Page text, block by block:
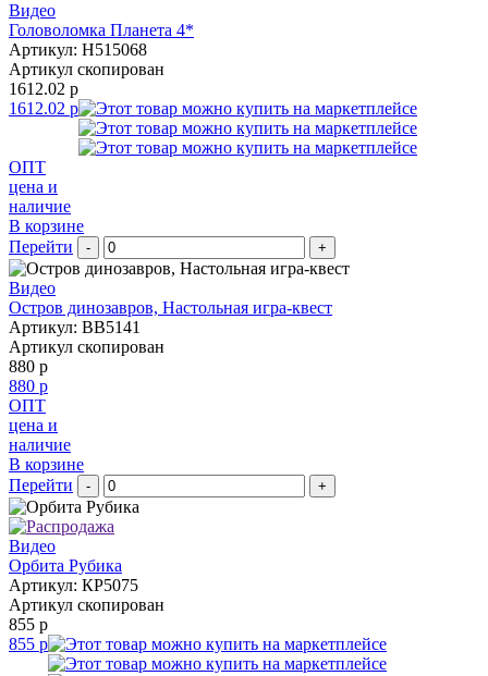
Видео
Головоломка Планета 4*
Артикул: H515068
Артикул скопирован
1612.02 р
1612.02 р
ОПТ
цена и
наличие
В корзине
Перейти
- +
Видео
Остров динозавров, Настольная игра-квест
Артикул: BB5141
Артикул скопирован
880 р
880 р
ОПТ
цена и
наличие
В корзине
Перейти
- +
Видео
Орбита Рубика
Артикул: КР5075
Артикул скопирован
855 р
855 р